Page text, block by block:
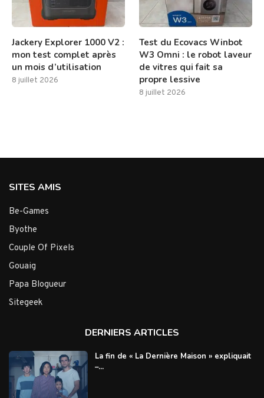
Jackery Explorer 1000 V2 :
mon test complet après
un mois d’utilisation
8 juillet 2026
Test du Ecovacs Winbot
W3 Omni : le robot laveur
de vitres qui fait sa
propre lessive
8 juillet 2026
SITES AMIS
Be-Games
Byothe
Couple Of Pixels
Gouaig
Papa Blogueur
Sitegeek
DERNIERS ARTICLES
La fin de « La Dernière Maison » expliquait
–...